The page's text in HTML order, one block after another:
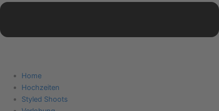
Home
Hochzeiten
Styled Shoots